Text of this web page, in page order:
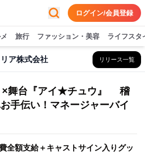
ログイン/会員登録
旅行 ファッション・美容 ライフスタ
ア株式会社 リリース一覧
×舞台『アイ★チュウ』 稽
手伝い！マネージャーバイ
全額支給＋キャストサイン入りグッ